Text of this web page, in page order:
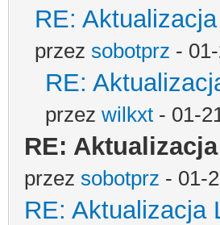
RE:
przez sobotprz -
RE:
przez wilkxt - 01-
RE:
przez sobotprz - 01-
RE: Aktualizacja